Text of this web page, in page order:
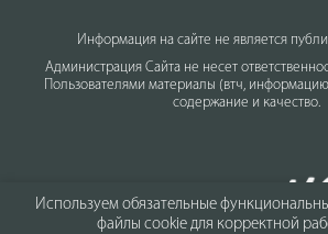
Используем обязательные
файлы cookie для корректной
Информация на сайте не является
Администрация Сайта не несет
Пользователями материалы (втч,
содержание и качество.